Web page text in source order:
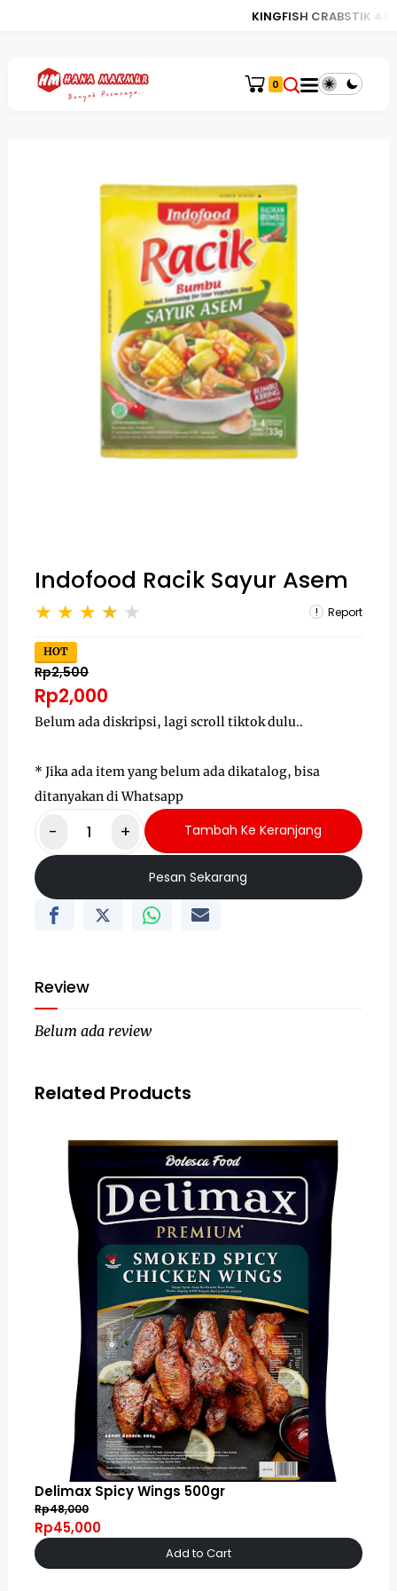
KINGFISH CRABSTIK 450
0
Indofood Racik Sayur Asem
Report
HOT
Rp2,500
Rp2,000
Belum ada diskripsi, lagi scroll tiktok dulu..
* Jika ada item yang belum ada dikatalog, bisa
ditanyakan di Whatsapp
- + Tambah Ke Keranjang
Pesan Sekarang
Review
Belum ada review
Related Products
Delimax Spicy Wings 500gr
Rp48,000
Rp45,000
Add to Cart